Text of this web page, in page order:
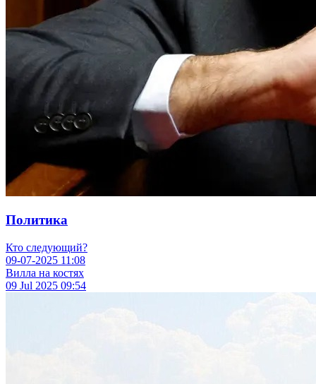
Политика
Кто следующий?
09-07-2025 11:08
Вилла на костях
09 Jul 2025 09:54